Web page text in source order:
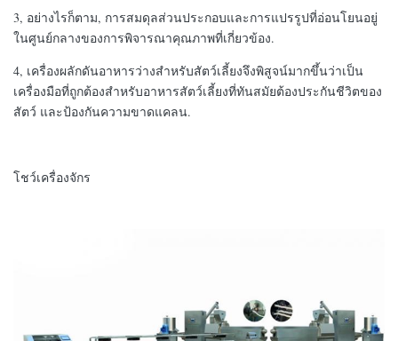
3, อย่างไรก็ตาม, การสมดุลส่วนประกอบและการแปรรูปที่อ่อนโยนอยู่
ในศูนย์กลางของการพิจารณาคุณภาพที่เกี่ยวข้อง.
4, เครื่องผลักดันอาหารว่างสําหรับสัตว์เลี้ยงจึงพิสูจน์มากขึ้นว่าเป็น
เครื่องมือที่ถูกต้องสําหรับอาหารสัตว์เลี้ยงที่ทันสมัยต้องประกันชีวิตของ
สัตว์ และป้องกันความขาดแคลน.
โชว์เครื่องจักร